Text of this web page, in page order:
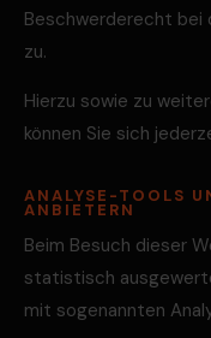
Beschwerderecht bei
zu.
Hierzu sowie zu
können Sie sich
ANALYSE-TOOLS
ANBIETERN
Beim Besuch dieser
statistisch
mit sogenannten